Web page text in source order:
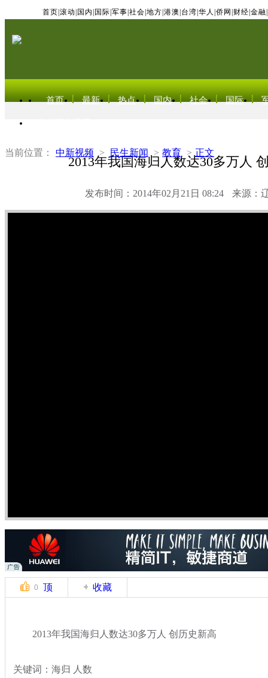
首页 滚动 国内 国际 军事 社会 地方 港澳 台湾 华人 侨网 财经 金融
首页 最新 热点 国内 社会 国际
当前位置： 中新视频 > 民生新闻 > 教育 > 正文
2013年我国海归人数达30多万人
发布时间：2014年02月21日 08:24 来源：
0 顶 收藏
2013年我国海归人数达30多万人 创历史新高
关键词：海归 人数